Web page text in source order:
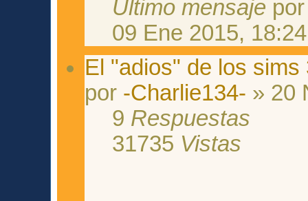
Último mensaje
09 Ene 2015, 18:24
El "adios" de los
por -Charlie134- » 20
9 Respuestas
31735 Vistas